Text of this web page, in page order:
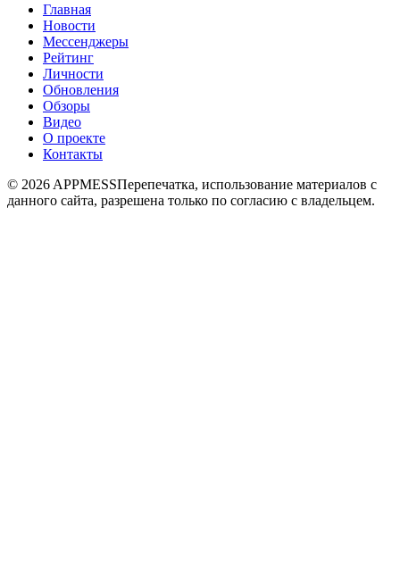
Главная
Новости
Мессенджеры
Рейтинг
Личности
Обновления
Обзоры
Видео
О проекте
Контакты
© 2026 APPMESSПерепечатка, использование материалов с
данного сайта, разрешена только по согласию с владельцем.